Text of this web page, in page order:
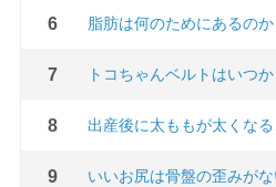
脂肪は何のためにあるのか
トコちゃんベルトはいつか
出産後に太ももが太くな
いいお尻は骨盤の歪みがな